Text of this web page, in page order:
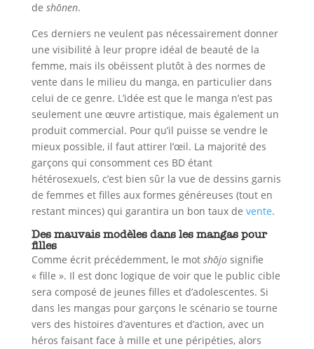
de shōnen.
Ces derniers ne veulent pas nécessairement donner
une visibilité à leur propre idéal de beauté de la
femme, mais ils obéissent plutôt à des normes de
vente dans le milieu du manga, en particulier dans
celui de ce genre. L’idée est que le manga n’est pas
seulement une œuvre artistique, mais également un
produit commercial. Pour qu’il puisse se vendre le
mieux possible, il faut attirer l’œil. La majorité des
garçons qui consomment ces BD étant
hétérosexuels, c’est bien sûr la vue de dessins garnis
de femmes et filles aux formes généreuses (tout en
restant minces) qui garantira un bon taux de vente.
Des mauvais modèles dans les mangas pour
filles
Comme écrit précédemment, le mot shōjo signifie
« fille ». Il est donc logique de voir que le public cible
sera composé de jeunes filles et d’adolescentes. Si
dans les mangas pour garçons le scénario se tourne
vers des histoires d’aventures et d’action, avec un
héros faisant face à mille et une péripéties, alors